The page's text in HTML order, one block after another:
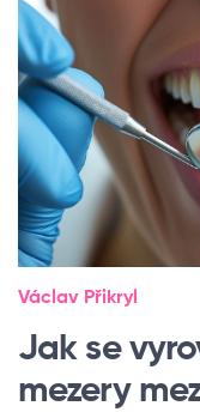
Václav Přikryl
Jak se
mezery